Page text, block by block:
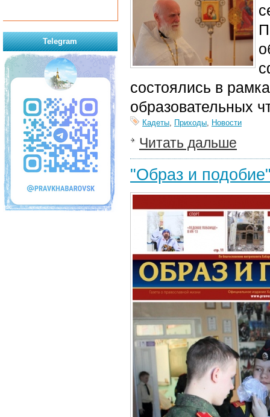
состоялись в
образовательных
Кадеты, Приходы, Новости
Читать дальше
"Образ и
Telegram